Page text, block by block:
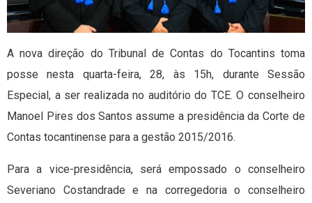
A nova direção do Tribunal de Contas do Tocantins toma
posse nesta quarta-feira, 28, às 15h, durante Sessão
Especial, a ser realizada no auditório do TCE. O conselheiro
Manoel Pires dos Santos assume a presidência da Corte de
Contas tocantinense para a gestão 2015/2016.
Para a vice-presidência, será empossado o conselheiro
Severiano Costandrade e na corregedoria o conselheiro